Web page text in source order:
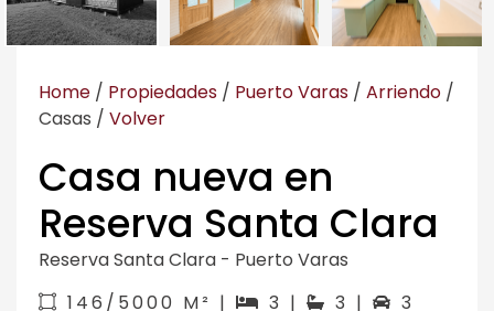
Home / Propiedades / Puerto Varas / Arriendo /
Casas / Volver
Casa nueva en
Reserva Santa Clara
Reserva Santa Clara - Puerto Varas
146/5000 M² |
3 | 3 | 3